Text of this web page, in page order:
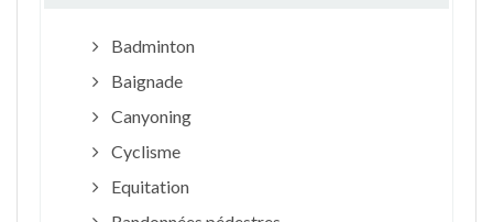
Badminton
Baignade
Canyoning
Cyclisme
Equitation